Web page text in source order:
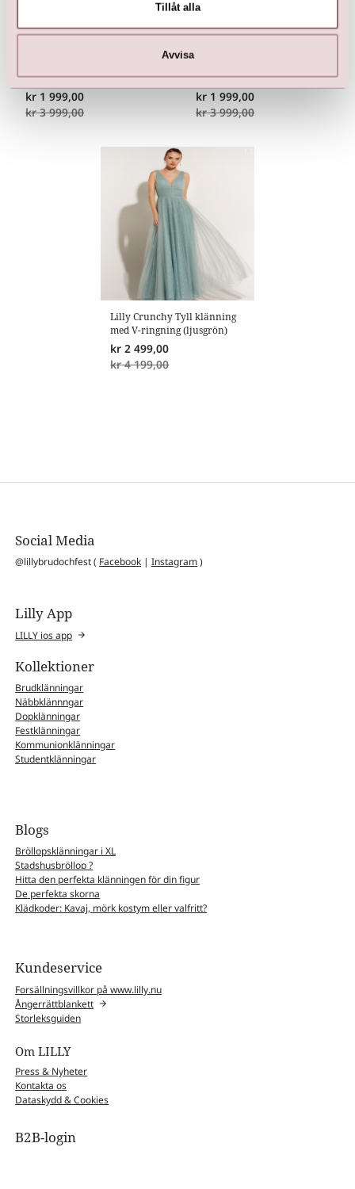
Tillåt alla
Avvisa
Fickor (rosa)
kr 1 999,00
kr 3 999,00
Fickor (lila)
kr 1 999,00
kr 3 999,00
Lilly Crunchy Tyll klänning
med V-ringning (ljusgrön)
kr 2 499,00
kr 4 199,00
Social Media
@lillybrudochfest ( Facebook |Instagram)
Lilly App
LILLY ios app
Kollektioner
Brudklänningar
Näbbklännngar
Dopklänningar
Festklänningar
Kommunionklänningar
Studentklänningar
Blogs
Bröllopsklänningar i XL
Stadshusbröllop ?
Hitta den perfekta klänningen för din figur
De perfekta skorna
Klädkoder: Kavaj, mörk kostym eller valfritt?
Kundeservice
Forsällningsvillkor på www.lilly.nu
Ångerrättblankett
Storleksguiden
Om LILLY
Press & Nyheter
Kontakta os
Dataskydd & Cookies
B2B-login